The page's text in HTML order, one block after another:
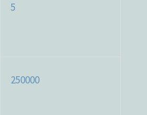
5
250000